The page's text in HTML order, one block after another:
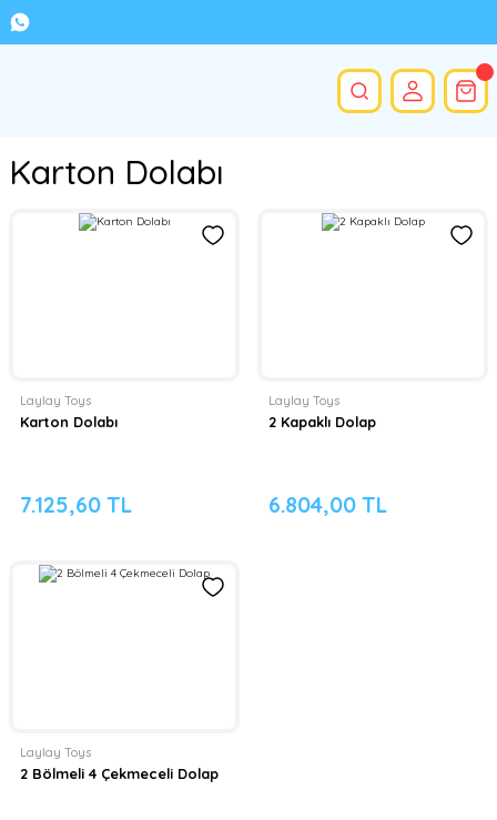
Karton Dolabı
Laylay Toys
Karton Dolabı
7.125,60 TL
Laylay Toys
2 Kapaklı Dolap
6.804,00 TL
Laylay Toys
2 Bölmeli 4 Çekmeceli Dolap